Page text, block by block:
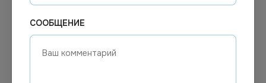
СООБЩЕНИЕ